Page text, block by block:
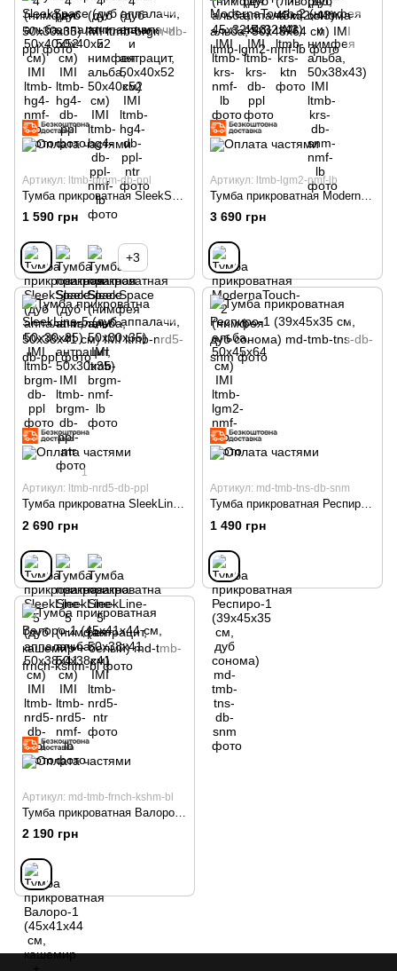
Артикул: ltmb-brgm-db-ppl
1 590 грн
+3
Артикул: ltmb-lgm2-nmf-lb
3 690 грн
1
Артикул: ltmb-nrd5-db-ppl
Тумба прикроватна SleekLine-5 (дуб аппалачи, 50x38x41 см) IMI
2 690 грн
Артикул: md-tmb-tns-db-snm
Тумба прикроватная Респиро-1 (39х45х35 см, дуб сонома)
1 490 грн
Артикул: md-tmb-frnch-kshm-bl
2 190 грн